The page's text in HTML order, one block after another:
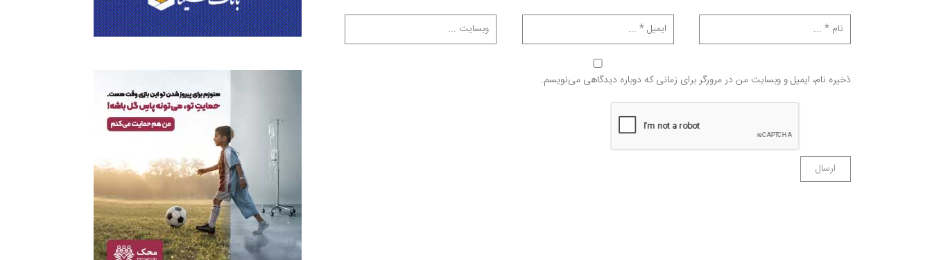
ذخیره نام، ایمیل و وبسایت من در مرورگر برای زمانی که دوباره دیدگاهی می‌نویسم.